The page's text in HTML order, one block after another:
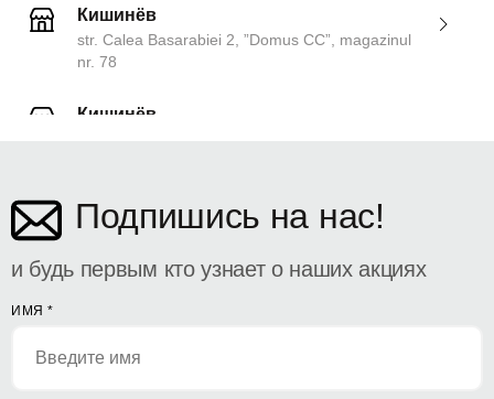
Кишинёв
str. Calea Basarabiei 2, ”Domus CC”, magazinul
nr. 78
Кишинёв
Подпишись на нас!
и будь первым кто узнает о наших акциях
ИМЯ *